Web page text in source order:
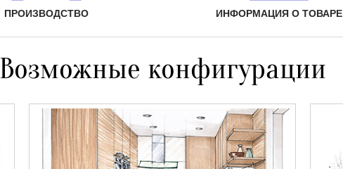
ПРОИЗВОДСТВО ИНФОРМАЦИЯ О ТОВАРЕ
Возможные конфигурации